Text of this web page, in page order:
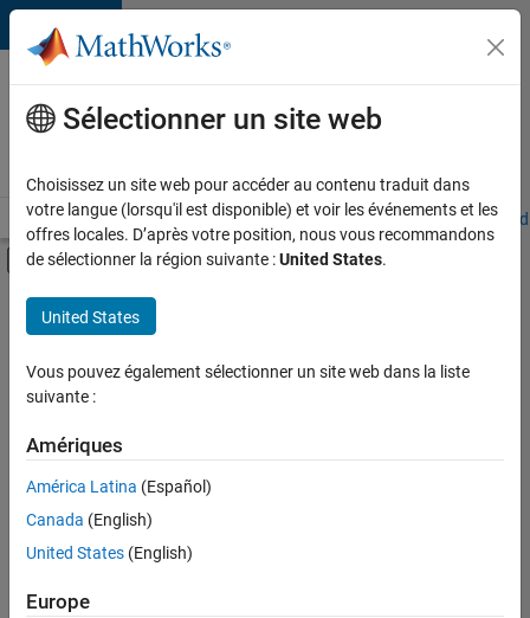
Passer au contenu
Votre
carrière
chez
Accueil Explorer nos opportunités Adresses de nos bureaux
Activer/désactiver l'affichage du menu
Contenu principal
FILTRER PAR
Infrastructure et architecture
Développement de produits
Ingénierie de la qualité
Enregistrer
sélectionnées
Sélectionner un site web
Choisissez un site web pour accéder au contenu traduit dans
votre langue (lorsqu'il est disponible) et voir les événements et les
offres locales. D’après votre position, nous vous recommandons
de sélectionner la région suivante :United States.
United States
Vous pouvez également sélectionner un site web dans la liste
suivante :
Amériques
América Latina (Español)
Canada (English)
United States (English)
Europe